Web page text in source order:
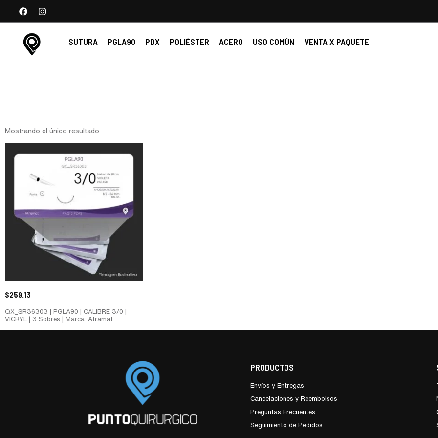
SUTURA PGLA90 PDX POLIÉSTER ACERO USO COMÚN VENTA X PAQUETE
Mostrando el único resultado
$259.13
QX_SR36303 | PGLA90 | CALIBRE 3/0 |
VICRYL | 3 Sobres | Marca: Atramat
PRODUCTOS
Envíos y Entregas
Cancelaciones y Reembolsos
Preguntas Frecuentes
Seguimiento de Pedidos